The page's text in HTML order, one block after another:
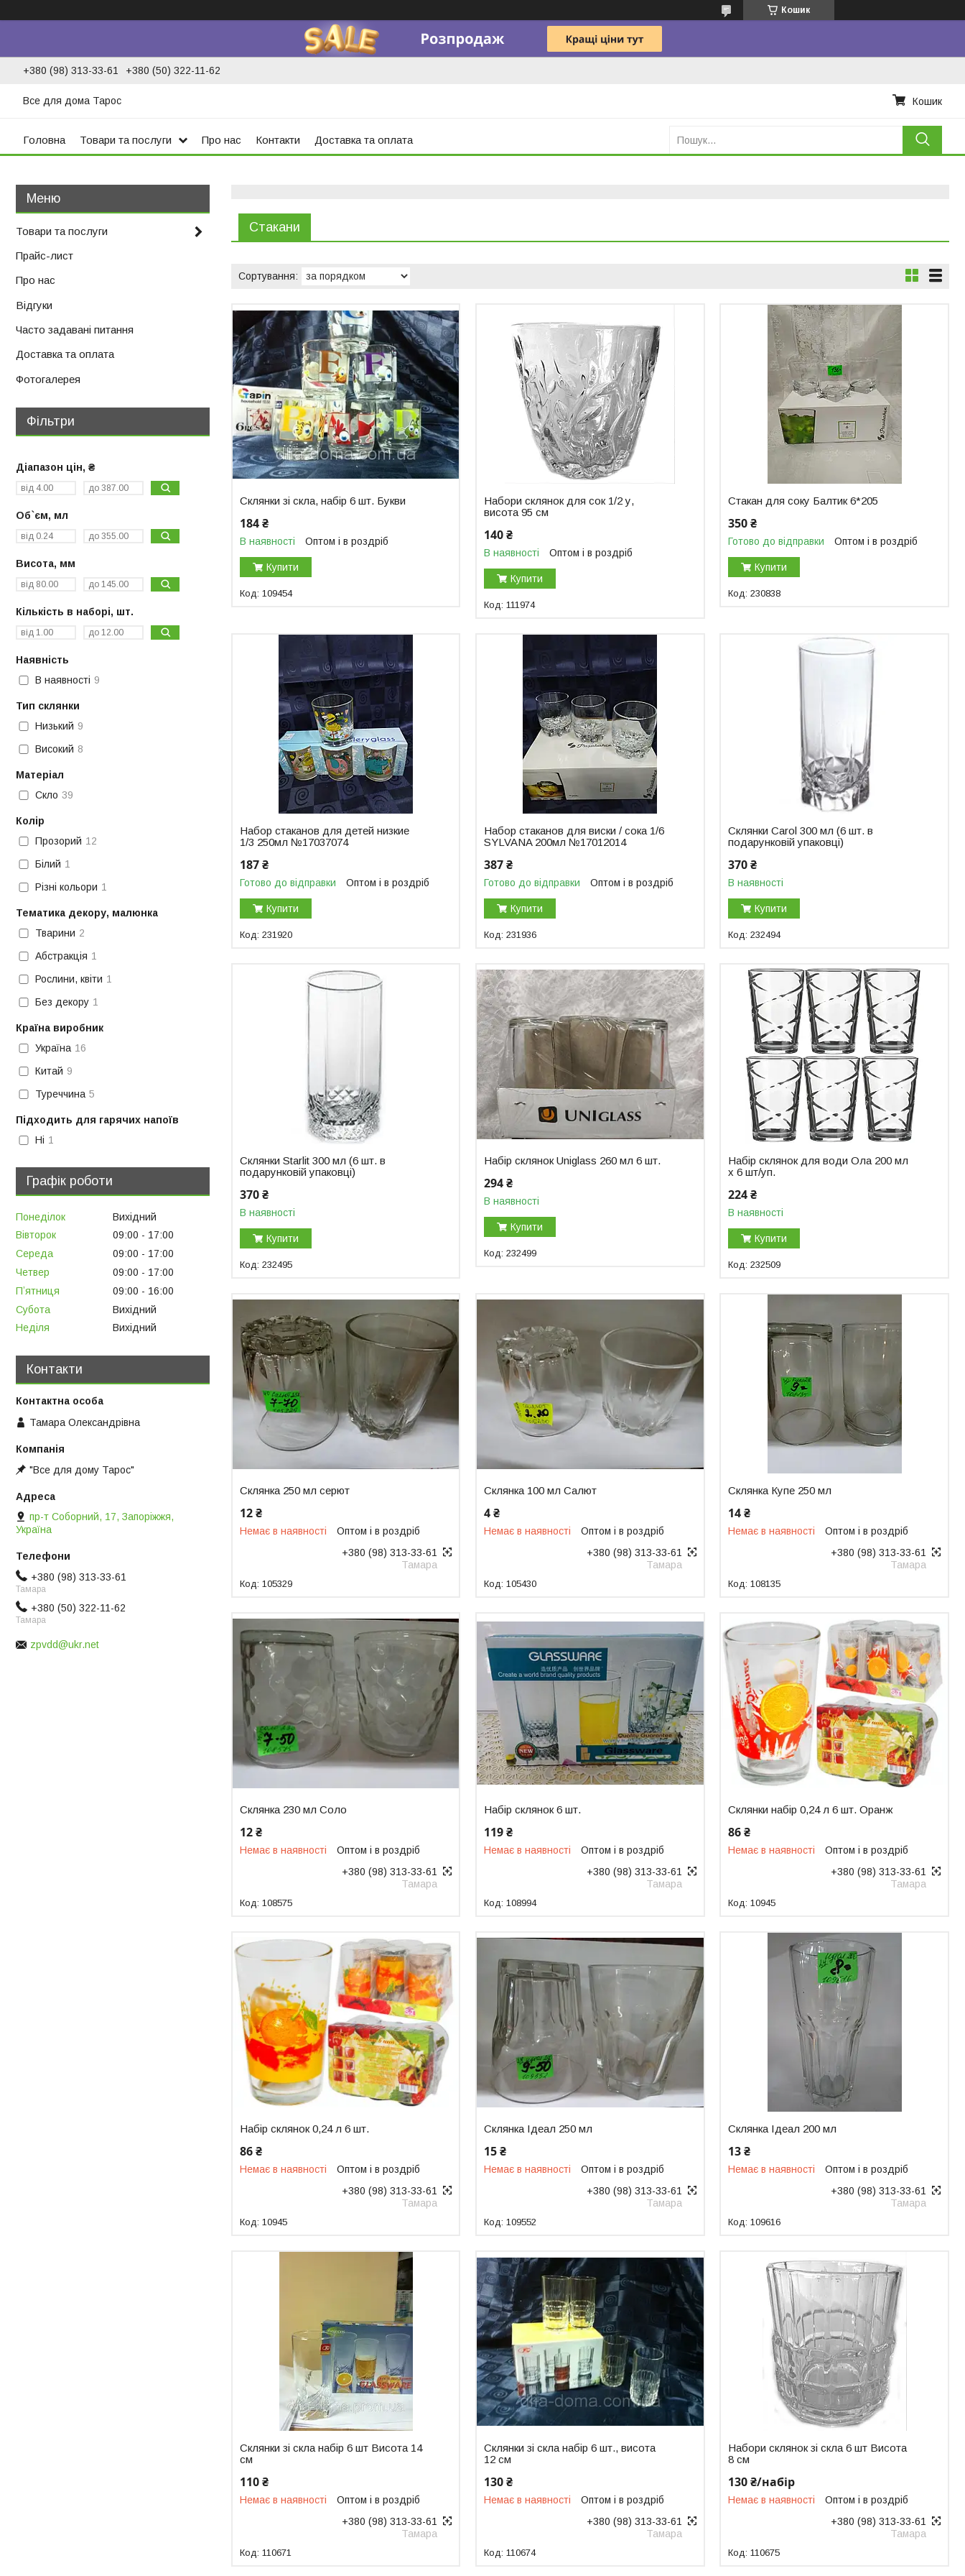
Кошик
+380 (98) 313-33-61 +380 (50) 322-11-62
Все для дома Тарос Кошик
Головна Товари та послуги Про нас Контакти Доставка та оплата
Стакани
Склянки зі скла, набір 6 шт. Букви
184 ₴
В наявності Оптом і в роздріб
Купити
109454
Набори склянок для сок 1/2 у,
висота 95 см
140 ₴
В наявності Оптом і в роздріб
Купити
111974
Стакан для соку Балтик 6*205
350 ₴
Готово до відправки Оптом і в роздріб
Купити
230838
Набор стаканов для детей низкие
1/3 250мл №17037074
187 ₴
Готово до відправки Оптом і в роздріб
Купити
231920
Набор стаканов для виски / сока 1/6
SYLVANA 200мл №17012014
387 ₴
Готово до відправки Оптом і в роздріб
Купити
231936
Склянки Carol 300 мл (6 шт. в
подарунковій упаковці)
370 ₴
В наявності
Купити
232494
Склянки Starlit 300 мл (6 шт. в
подарунковій упаковці)
370 ₴
В наявності
Купити
232495
Набір склянок Uniglass 260 мл 6 шт.
294 ₴
В наявності
Купити
232499
Набір склянок для води Ола 200 мл
х 6 шт/уп.
224 ₴
В наявності
Купити
232509
Склянка 250 мл серют
12 ₴
Немає в наявності
Оптом і в роздріб
+380 (98) 313-33-61
Тамара
105329
Склянка 100 мл Салют
4 ₴
Немає в наявності
Оптом і в роздріб
+380 (98) 313-33-61
Тамара
105430
Склянка Купе 250 мл
14 ₴
Немає в наявності
Оптом і в роздріб
+380 (98) 313-33-61
Тамара
108135
Склянка 230 мл Соло
12 ₴
Немає в наявності
Оптом і в роздріб
+380 (98) 313-33-61
Тамара
108575
Набір склянок 6 шт.
119 ₴
Немає в наявності
Оптом і в роздріб
+380 (98) 313-33-61
Тамара
108994
Склянки набір 0,24 л 6 шт. Оранж
86 ₴
Немає в наявності
Оптом і в роздріб
+380 (98) 313-33-61
Тамара
10945
Набір склянок 0,24 л 6 шт.
86 ₴
Немає в наявності
Оптом і в роздріб
+380 (98) 313-33-61
Тамара
10945
Склянка Ідеал 250 мл
15 ₴
Немає в наявності
Оптом і в роздріб
+380 (98) 313-33-61
Тамара
109552
Склянка Ідеал 200 мл
13 ₴
Немає в наявності
Оптом і в роздріб
+380 (98) 313-33-61
Тамара
109616
Склянки зі скла набір 6 шт Висота 14
см
110 ₴
Немає в наявності
Оптом і в роздріб
+380 (98) 313-33-61
Тамара
110671
Склянки зі скла набір 6 шт., висота
12 см
130 ₴
Немає в наявності
Оптом і в роздріб
+380 (98) 313-33-61
Тамара
110674
Набори склянок зі скла 6 шт Висота
8 см
130 ₴/набір
Немає в наявності
Оптом і в роздріб
+380 (98) 313-33-61
Тамара
110675
Товари та послуги
Прайс-лист
Про нас
Відгуки
Часто задавані питання
Доставка та оплата
Фотогалерея
Фільтри
Діапазон цін, ₴
Об`єм, мл
Висота, мм
Кількість в наборі, шт.
Наявність
В наявності 9
Тип склянки
Низький 9
Високий 8
Матеріал
Скло 39
Колір
Прозорий 12
Білий 1
Різні кольори 1
Тематика декору, малюнка
Тварини 2
Абстракція 1
Рослини, квіти 1
Без декору 1
Країна виробник
Україна 16
Китай 9
Туреччина 5
Підходить для гарячих напоїв
Ні 1
Графік роботи
Понеділок
Вихідний
Вівторок
09:00
17:00
Середа
09:00
17:00
Четвер
09:00
17:00
Пʼятниця
09:00
16:00
Субота
Вихідний
Неділя
Вихідний
Контакти
Тамара Олександрівна
"Все для дому Тарос"
пр-т Соборний, 17, Запоріжжя,
Україна
+380 (98) 313-33-61
Тамара
+380 (50) 322-11-62
Тамара
zpvdd@ukr.net